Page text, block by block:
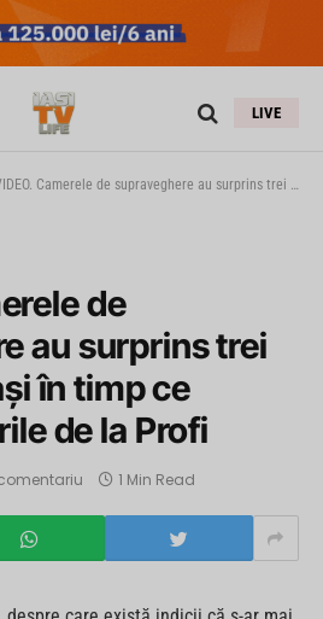
LIVE
Camerele de supraveghere au surprins trei țigănci din Iași în timp ce goleau rafturile de la Profi
de
au surprins trei
în timp ce
de la Profi
1 Min Read